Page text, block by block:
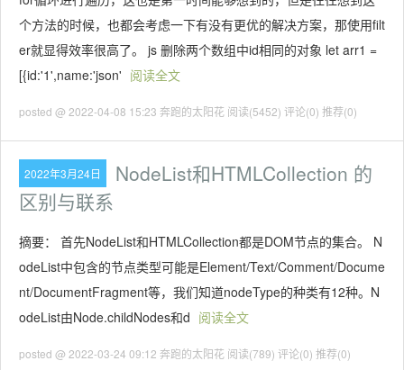
个方法的时候，也都会考虑一下有没有更优的解决方案，那使用filt
er就显得效率很高了。 js 删除两个数组中id相同的对象 let arr1 =
[{id:'1',name:'json' 阅读全文
posted @ 2022-04-08 15:23 奔跑的太阳花 阅读(5452) 评论(0) 推荐(0)
2022年3月24日
NodeList和HTMLCollection 的
区别与联系
摘要： 首先NodeList和HTMLCollection都是DOM节点的集合。 N
odeList中包含的节点类型可能是Element/Text/Comment/Docume
nt/DocumentFragment等，我们知道nodeType的种类有12种。N
odeList由Node.childNodes和d 阅读全文
posted @ 2022-03-24 09:12 奔跑的太阳花 阅读(789) 评论(0) 推荐(0)